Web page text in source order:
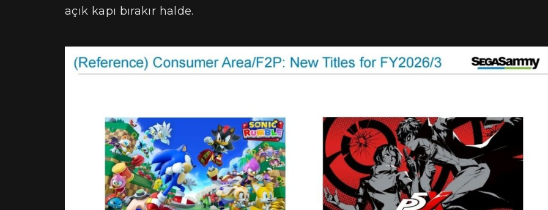
açık kapı bırakır halde.